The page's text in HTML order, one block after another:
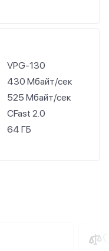
VPG-130
430 Мбайт/сек
525 Мбайт/сек
CFast 2.0
64 ГБ